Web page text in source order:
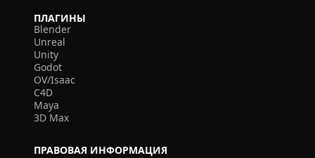
ПЛАГИНЫ
Blender
Unreal
Unity
Godot
OV/Isaac
C4D
Maya
3D Max
ПРАВОВАЯ ИНФОРМАЦИЯ